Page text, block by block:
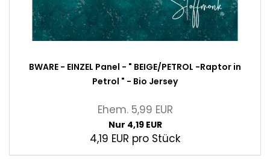
BWARE - EINZEL Panel - " BEIGE/PETROL -Raptor in
Petrol " - Bio Jersey
Ehem. 5,99 EUR
Nur 4,19 EUR
4,19 EUR pro Stück